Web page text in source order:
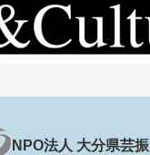
NPO法人 大分県芸振